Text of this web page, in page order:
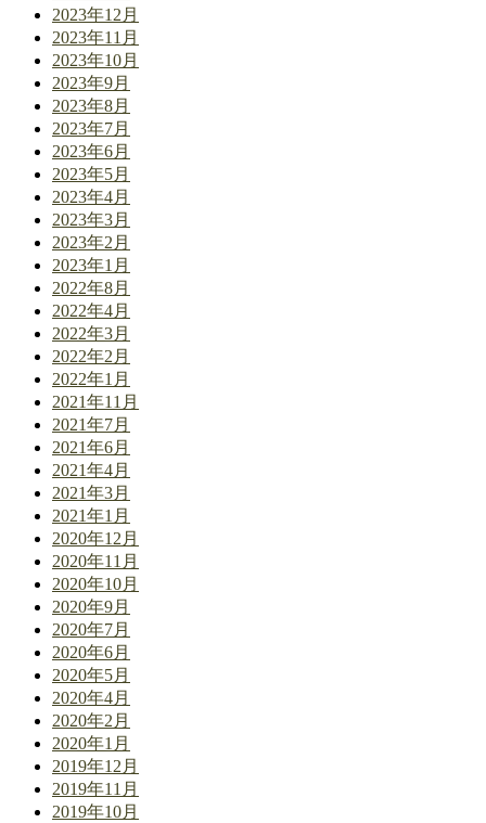
2023年12月
2023年11月
2023年10月
2023年9月
2023年8月
2023年7月
2023年6月
2023年5月
2023年4月
2023年3月
2023年2月
2023年1月
2022年8月
2022年4月
2022年3月
2022年2月
2022年1月
2021年11月
2021年7月
2021年6月
2021年4月
2021年3月
2021年1月
2020年12月
2020年11月
2020年10月
2020年9月
2020年7月
2020年6月
2020年5月
2020年4月
2020年2月
2020年1月
2019年12月
2019年11月
2019年10月